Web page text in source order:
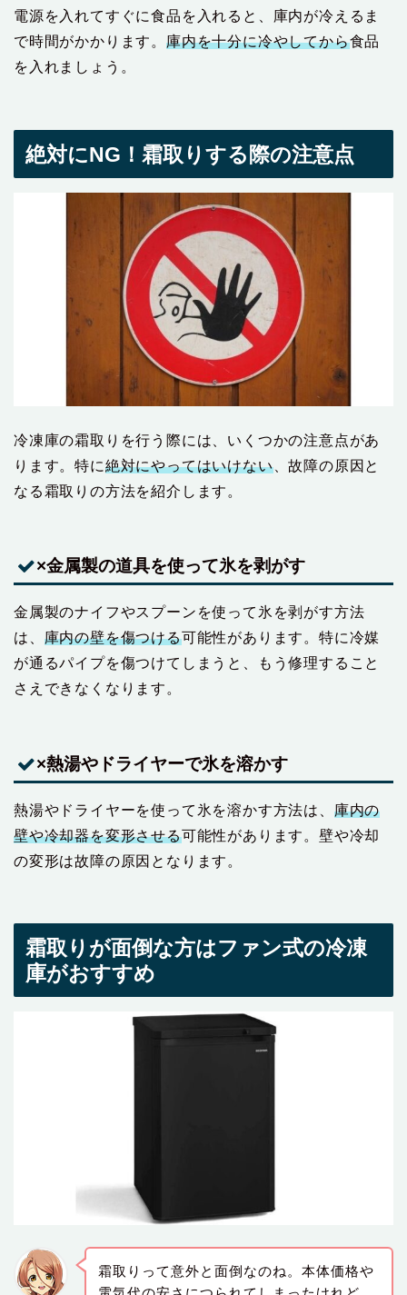
電源を入れてすぐに食品を入れると、庫内が冷えるま
で時間がかかります。 庫内を十分に冷やしてから食品
を入れましょう。
絶対にNG！霜取りする際の注意点
冷凍庫の霜取りを行う際には、いくつかの注意点があ
ります。特に絶対にやってはいけない、故障の原因と
なる霜取りの方法を紹介します。
×金属製の道具を使って氷を剥がす
金属製のナイフやスプーンを使って氷を剥がす方法
は、 庫内の壁を傷つける可能性があります。特に冷媒
が通るパイプを傷つけてしまうと、もう修理すること
さえできなくなります。
×熱湯やドライヤーで氷を溶かす
熱湯やドライヤーを使って氷を溶かす方法は、 庫内の
壁や冷却器を変形させる可能性があります。壁や冷却
の変形は故障の原因となります。
霜取りが面倒な方はファン式の冷凍
庫がおすすめ
霜取りって意外と面倒なのね。本体価格や